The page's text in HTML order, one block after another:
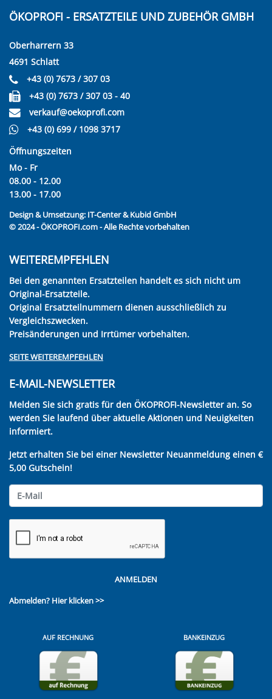
ÖKOPROFI - ERSATZTEILE UND ZUBEHÖR GMBH
Oberharrern 33
4691 Schlatt
+43 (0) 7673 / 307 03
+43 (0) 7673 / 307 03 - 40
verkauf@oekoprofi.com
+43 (0) 699 / 1098 3717
Öffnungszeiten
Mo - Fr
08.00 - 12.00
13.00 - 17.00
Design & Umsetzung: IT-Center & Kubid GmbH
© 2024 - ÖKOPROFI.com - Alle Rechte vorbehalten
WEITEREMPFEHLEN
Bei den genannten Ersatzteilen handelt es sich nicht um
Original-Ersatzteile.
Original Ersatzteilnummern dienen ausschließlich zu
Vergleichszwecken.
Preisänderungen und Irrtümer vorbehalten.
SEITE WEITEREMPFEHLEN
E-MAIL-NEWSLETTER
Melden Sie sich gratis für den ÖKOPROFI-Newsletter an. So
werden Sie laufend über aktuelle Aktionen und Neuigkeiten
informiert.
Jetzt erhalten Sie bei einer Newsletter Neuanmeldung einen €
5,00 Gutschein!
ANMELDEN
Abmelden? Hier klicken >>
AUF RECHNUNG BANKEINZUG